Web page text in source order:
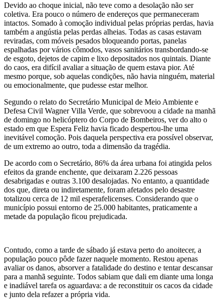
Devido ao choque inicial, não teve como a desolação não ser
coletiva. Era pouco o número de endereços que permaneceram
intactos. Somado à comoção individual pelas próprias perdas, havia
também a angústia pelas perdas alheias. Todas as casas estavam
reviradas, com móveis pesados bloqueando portas, panelas
espalhadas por vários cômodos, vasos sanitários transbordando-se
de esgoto, dejetos de capim e lixo depositados nos quintais. Diante
do caos, era difícil avaliar a situação de quem estava pior. Até
mesmo porque, sob aquelas condições, não havia ninguém, material
ou emocionalmente, que pudesse estar melhor.
Segundo o relato do Secretário Municipal de Meio Ambiente e
Defesa Civil Wagner Villa Verde, que sobrevoou a cidade na manhã
de domingo no helicóptero do Corpo de Bombeiros, ver do alto o
estado em que Espera Feliz havia ficado despertou-lhe uma
inevitável comoção. Pois daquela perspectiva era possível observar,
de um extremo ao outro, toda a dimensão da tragédia.
De acordo com o Secretário, 86% da área urbana foi atingida pelos
efeitos da grande enchente, que deixaram 2.226 pessoas
desabrigadas e outras 3.100 desalojadas. No entanto, a quantidade
dos que, direta ou indiretamente, foram afetados pelo desastre
totalizou cerca de 12 mil esperafelicenses. Considerando que o
município possui entorno de 25.000 habitantes, praticamente a
metade da população ficou prejudicada.
Contudo, como a tarde de sábado já estava perto do anoitecer, a
população pouco pôde fazer naquele momento. Restou apenas
avaliar os danos, absorver a fatalidade do destino e tentar descansar
para a manhã seguinte. Todos sabiam que dali em diante uma longa
e inadiável tarefa os aguardava: a de reconstituir os cacos da cidade
e junto dela refazer a própria vida.